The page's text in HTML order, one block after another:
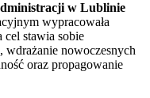
w Lublinie
wypracowała
cel stawia sobie
wdrażanie nowoczesnych
oraz propagowanie